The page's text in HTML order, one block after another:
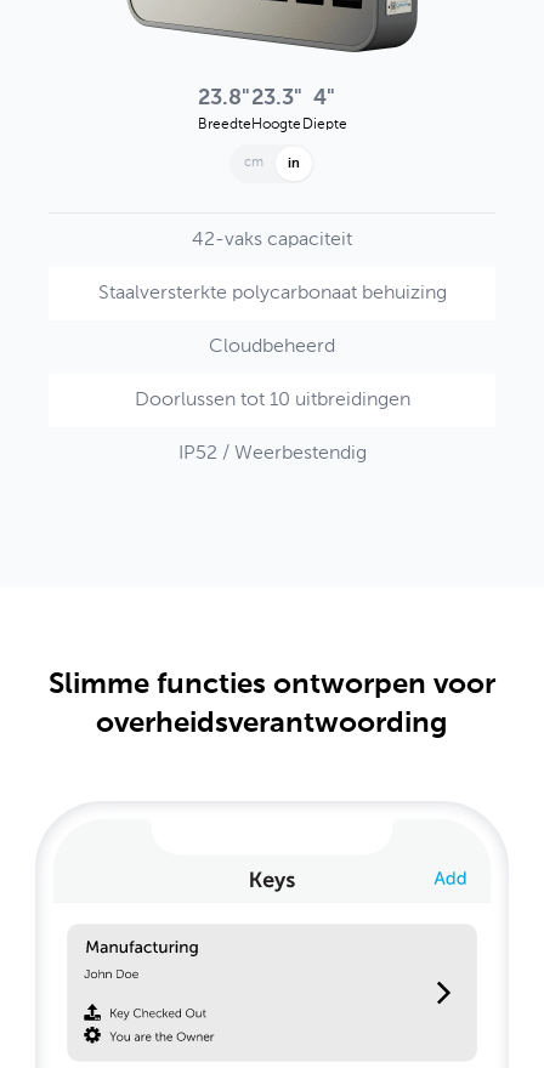
23.8"
Breedte
23.3"
Hoogte
4"
Diepte
cm in
42-vaks capaciteit
Staalversterkte polycarbonaat behuizing
Cloudbeheerd
Doorlussen tot 10 uitbreidingen
IP52 / Weerbestendig
Slimme functies ontworpen voor
overheidsverantwoording